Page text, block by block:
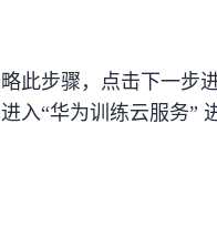
此步骤，点击下一步
入“华为训练云服务”